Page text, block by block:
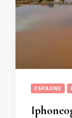
ESPAGNE